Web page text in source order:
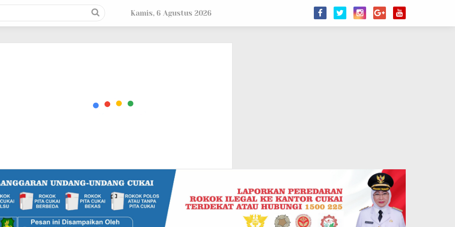
Kamis, 6 Agustus 2026